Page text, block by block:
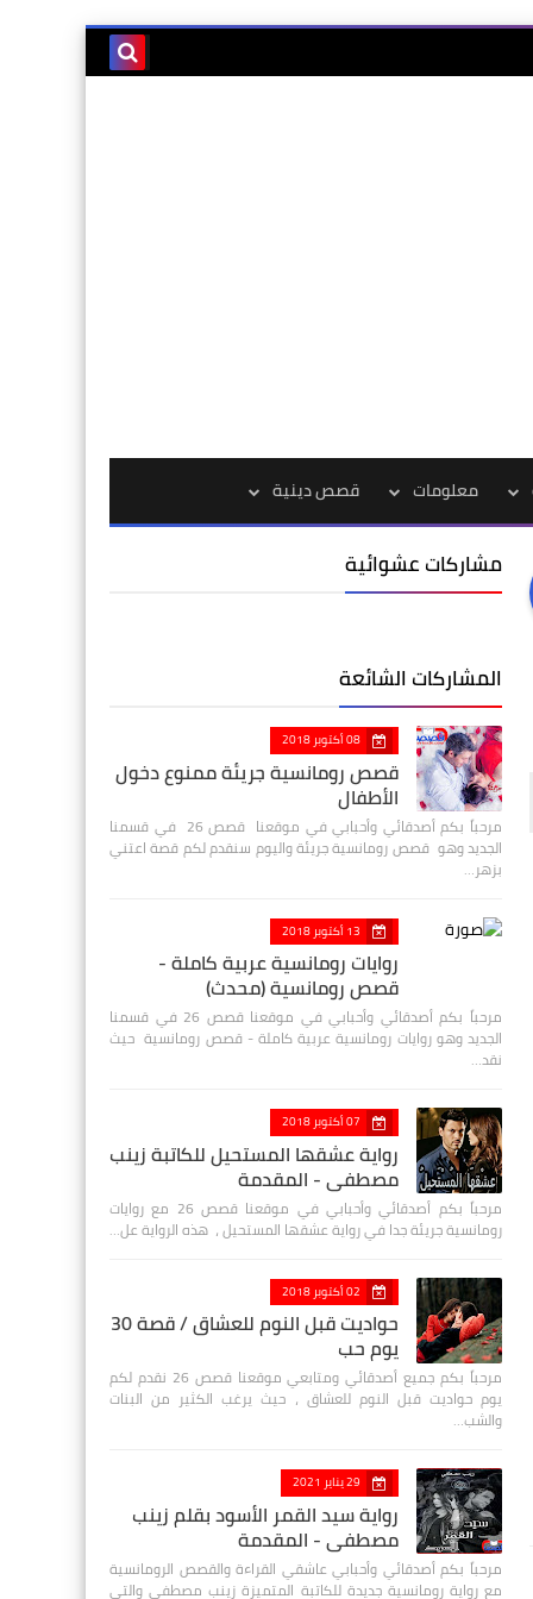
معلومات قصص دينية
مشاركات عشوائية
المشاركات الشائعة
08 أكتوبر 2018
قصص رومانسية جريئة ممنوع دخول
الأطفال
مرحباً بكم أصدقائي وأحبابي في موقعنا قصص 26 في قسمنا
الجديد وهو قصص رومانسية جريئة واليوم سنقدم لكم قصة اعتني
بزهر…
13 أكتوبر 2018
روايات رومانسية عربية كاملة -
قصص رومانسية (محدث)
مرحباً بكم أصدقائي وأحبابي في موقعنا قصص 26 في قسمنا
الجديد وهو روايات رومانسية عربية كاملة - قصص رومانسية حيث
نقد…
07 أكتوبر 2018
رواية عشقها المستحيل للكاتبة زينب
مصطفي - المقدمة
مرحباً بكم أصدقائي وأحبابي في موقعنا قصص 26 مع روايات
رومانسية جريئة جدا في رواية عشقها المستحيل ، هذه الرواية عل…
02 أكتوبر 2018
حواديت قبل النوم للعشاق / قصة 30
يوم حب
مرحباً بكم جميع أصدقائي ومتابعي موقعنا قصص 26 نقدم لكم
يوم حواديت قبل النوم للعشاق ، حيث يرغب الكثير من البنات
والشب…
29 يناير 2021
رواية سيد القمر الأسود بقلم زينب
مصطفي - المقدمة
مرحباً بكم أصدقائي وأحبابي عاشقي القراءة والقصص الرومانسية
مع رواية رومانسية جديدة للكاتبة المتميزة زينب مصطفى والتي